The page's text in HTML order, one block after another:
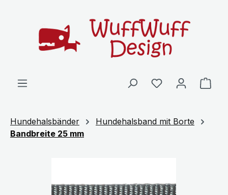
Hundehalsbänder
Hundehalsband mit Borte
Bandbreite 25 mm